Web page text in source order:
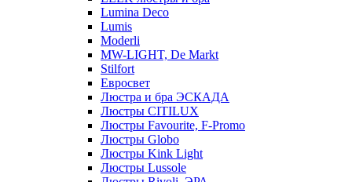
Lumina Deco
Lumis
Moderli
MW-LIGHT, De Markt
Stilfort
Евросвет
Люстра и бра ЭСКАДА
Люстры CITILUX
Люстры Favourite, F-Promo
Люстры Globo
Люстры Kink Light
Люстры Lussole